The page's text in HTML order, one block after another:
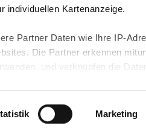
individuellen Kartenanzeige.
Partner Daten wie Ihre IP-
Die Partner erkennen
und verknüpfen die Daten
Marketing